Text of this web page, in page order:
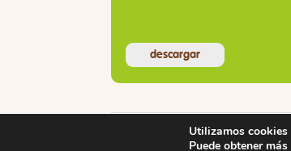
descargar
© Copyright 2026 llaollao, Inc
Utilizamos
Puede obtener